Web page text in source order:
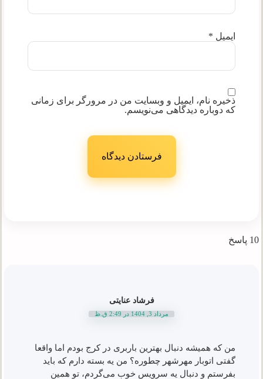
10 پاسخ
فرشاد عنایتی
مرداد 3, 1404 در 2:49 ق.ظ
من که همیشه دنبال بهترین باربری در کرج بودم اما واقعا
گفتی اتوبار مهرشهر چطوره؟ من یه بسته دارم که باید
بفرستم و دنبال یه سرویس خوب می‌گردم، تو همین
ایمیل *
ذخیره نام، ایمیل و وبسایت من در مرورگر برای زمانی
که دوباره دیدگاهی می‌نویسم.